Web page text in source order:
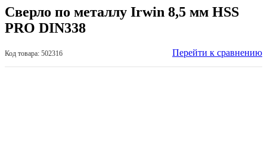
Сверло по металлу Irwin 8,5 мм HSS
PRO DIN338
Код товара: 502316 Перейти к сравнению